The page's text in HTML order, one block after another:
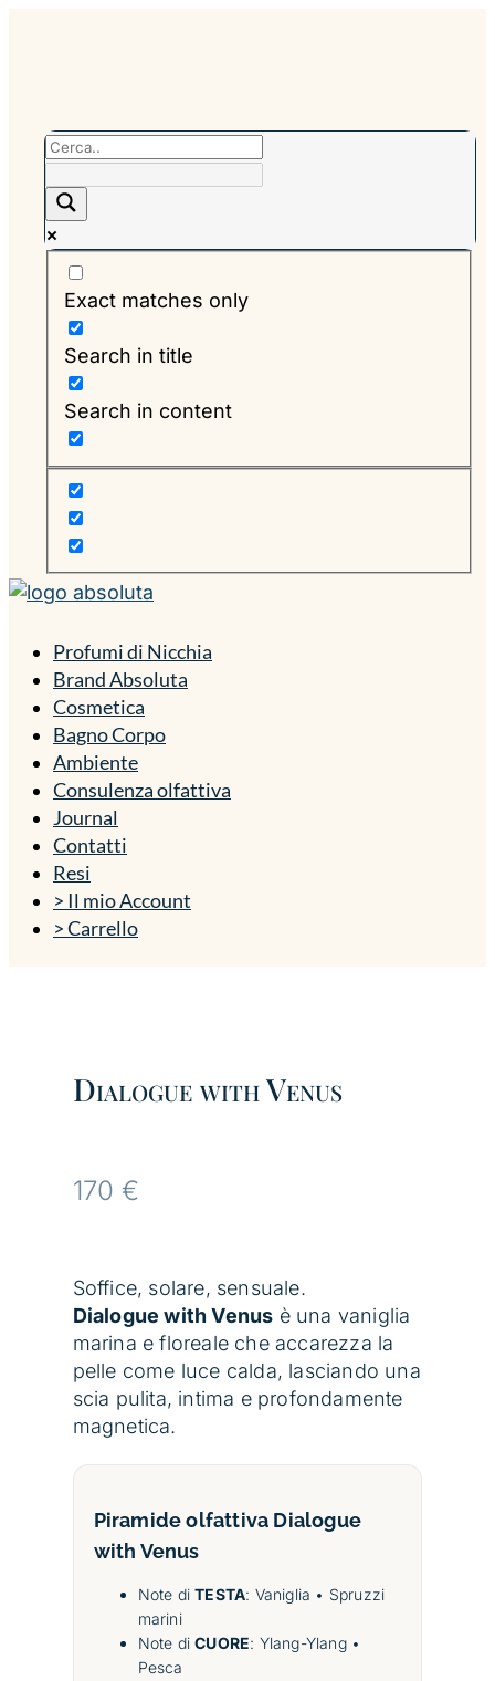
Exact matches only
Search in title
Search in content
Profumi di Nicchia
Brand Absoluta
Cosmetica
Bagno Corpo
Ambiente
Consulenza olfattiva
Journal
Contatti
Resi
> Il mio Account
> Carrello
Dialogue with Venus
170 €
Soffice, solare, sensuale.
Dialogue with Venus è una vaniglia
marina e floreale che accarezza la
pelle come luce calda, lasciando una
scia pulita, intima e profondamente
magnetica.
Piramide olfattiva Dialogue
with Venus
Note diTESTA: Vaniglia • Spruzzi
marini
Note diCUORE: Ylang-Ylang •
Pesca